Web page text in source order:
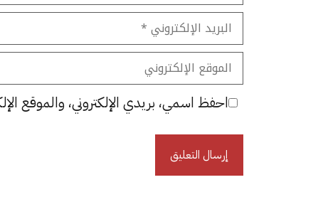
البريد
الإلكتروني
الموقع
الإلكتروني
احفظ اسمي، بريدي الإلكتروني، والموقع